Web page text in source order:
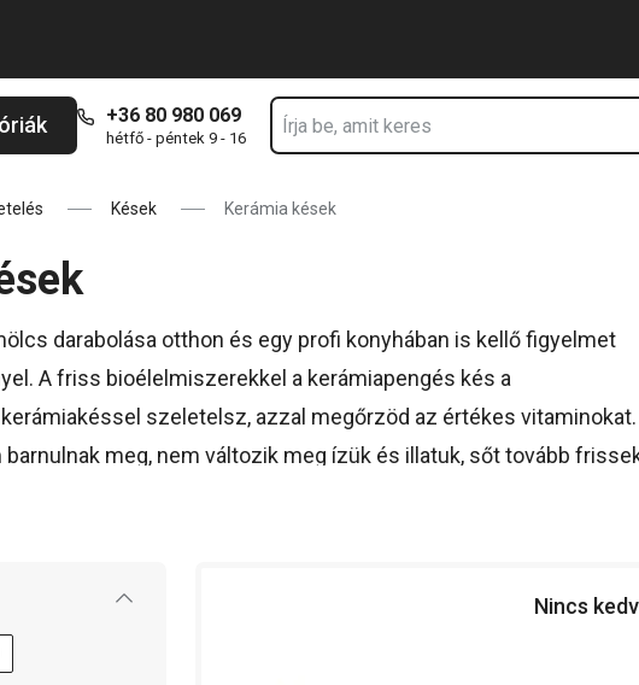
+36 80 980 069
hétfő - péntek 9 - 16
Kések Kerámia kések
darabolása otthon és egy profi konyhában is kellő figyelmet
A friss bioélelmiszerekkel a kerámiapengés kés a
szeletelsz, azzal megőrzöd az értékes vitaminokat.
meg, nem változik meg ízük és illatuk, sőt tovább
, hogy a
kéznél legyenek.
Nincs